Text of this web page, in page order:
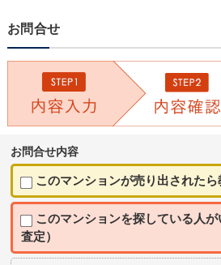
お問合せ
お問合せ内容
このマンションが売り出されたら
このマンションを探している人
査定）